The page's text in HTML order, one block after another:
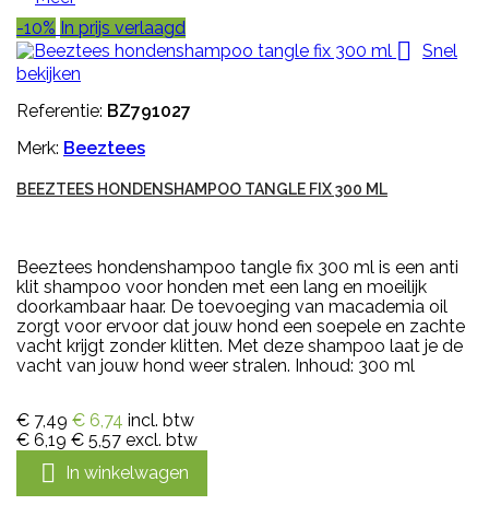
-10% In prijs verlaagd

Snel
bekijken
Referentie: BZ791027
Merk: Beeztees
BEEZTEES HONDENSHAMPOO TANGLE FIX 300 ML
Beeztees hondenshampoo tangle fix 300 ml is een anti
klit shampoo voor honden met een lang en moeilijk
doorkambaar haar. De toevoeging van macademia oil
zorgt voor ervoor dat jouw hond een soepele en zachte
vacht krijgt zonder klitten. Met deze shampoo laat je de
vacht van jouw hond weer stralen. Inhoud: 300 ml
€ 7,49 € 6,74 incl. btw
€ 6,19 € 5,57 excl. btw
 In winkelwagen